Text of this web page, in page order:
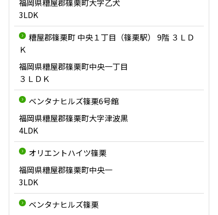
福岡県糟屋郡篠栗町大字乙犬
3LDK
糟屋郡篠栗町 中央１丁目（篠栗駅） 9階 ３ＬＤ
Ｋ
福岡県糟屋郡篠栗町中央一丁目
３ＬＤＫ
ベンタナヒルズ篠栗6号館
福岡県糟屋郡篠栗町大字津波黒
4LDK
オリエントハイツ篠栗
福岡県糟屋郡篠栗町中央一
3LDK
ベンタナヒルズ篠栗